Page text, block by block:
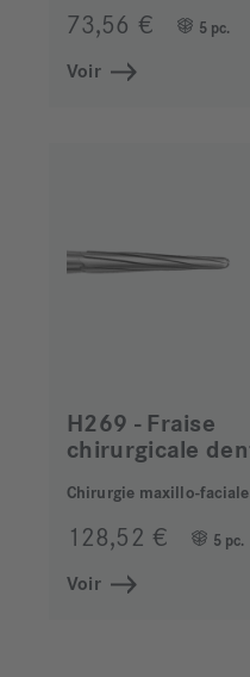
73,56 € 5 pc.
Voir
H269 - Fraise
Chirurgie maxillo-faciale
128,52 € 5 pc.
Voir